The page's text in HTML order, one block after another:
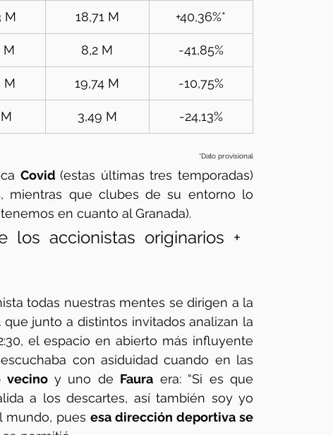
M 18,71 M +40,36%*
M 8,2 M -41,85%
M 19,74 M -10,75%
3,49 M -24,13%
*Dato provisional
Covid (estas últimas tres temporadas)
mientras que clubes de su entorno lo
en cuanto al Granada).
los accionistas originarios +
que junto a distintos invitados analizan la
el espacio en abierto más influyente
con asiduidad cuando en las
vecino y uno de Faura era: “Si es que
a los descartes, así también soy yo
mundo, pues esa dirección deportiva se